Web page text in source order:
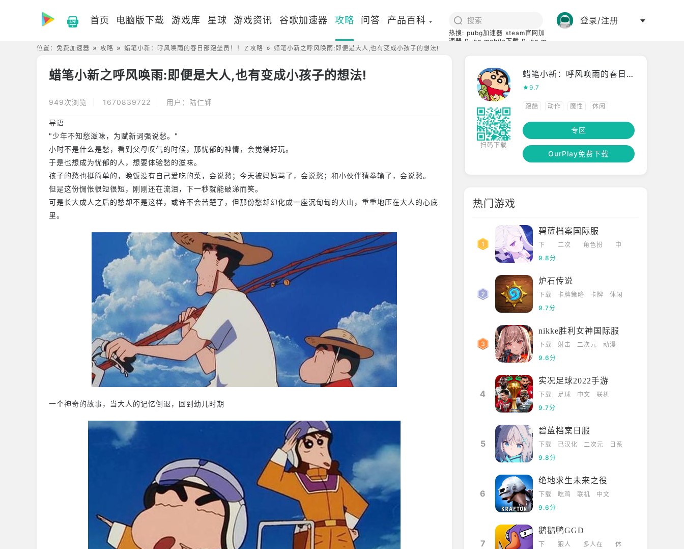
首页 电脑版下载 游戏库 星球 游戏资讯 谷歌加速器 攻略 问答 产品百科
热搜: pubg加速器 steam官网加
速器 Pubg mobile下载 Pubg m
登录/注册
位置： 免费加速器 攻略 蜡笔小新：呼风唤雨的春日部跑垒员！！Ｚ攻略 蜡笔小新之呼风唤雨:即便是大人,也有变成小孩子的想法!
蜡笔小新之呼风唤雨:即便是大人,也有变成小孩子的想法!
949次浏览 1670839722 用户：陆仁钾
导语
"少年不知愁滋味，为赋新词强说愁。"
小时不是什么是愁，看到父母叹气的时候，那忧郁的神情，会觉得好玩。
于是也想成为忧郁的人，想要体验愁的滋味。
孩子的愁也挺简单的，晚饭没有自己爱吃的菜，会说愁；今天被妈妈骂了，会说愁；和小伙伴猜拳输了，会说愁。
但是这份惆怅很短很短，刚刚还在流泪，下一秒就能破涕而笑。
可是长大成人之后的愁却不是这样，或许不会苦楚了，但那份愁却幻化成一座沉甸甸的大山，重重地压在大人的心底
里。
一个神奇的故事，当大人的记忆倒退，回到幼儿时期
扫码下载
蜡笔小新：呼风唤雨的春日部跑垒员！！Ｚ
9.7
跑酷 动作 魔性 休闲
专区
OurPlay免费下载
热门游戏
碧蓝档案国际服
下
载
二次
角色扮
中
9.8分
炉石传说
下载 卡牌策略 卡牌
休闲
9.7分
nikke胜利女神国际服
下载 射击 二次元
动漫
9.6分
4
实况足球2022手游
下载 足球 中文
联机
9.7分
5
碧蓝档案日服
下载 已汉化 二次元
日系
9.8分
6
绝地求生未来之役
下载 吃鸡 联机
中文
9.6分
7
鹅鹅鸭GGD
下
狼人
多人在
休